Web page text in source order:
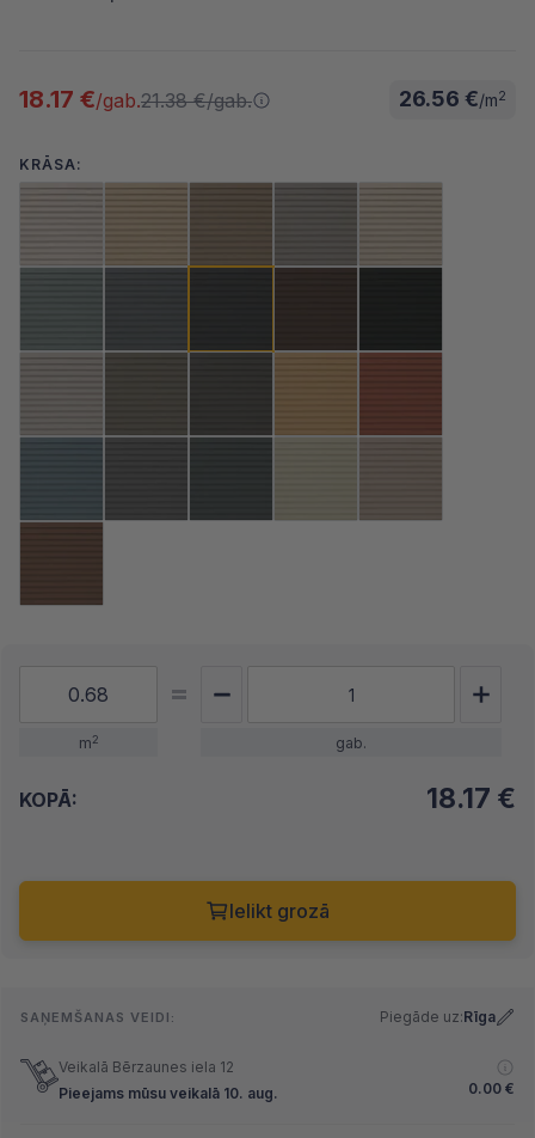
18.17 €/gab.21.38 €/gab. 26.56 €/m2
KRĀSA:
m2 gab.
KOPĀ: 18.17 €
Ielikt grozā
SAŅEMŠANAS VEIDI: Piegāde uz:Rīga
Veikalā Bērzaunes iela 12
Pieejams mūsu veikalā 10. aug.
0.00 €